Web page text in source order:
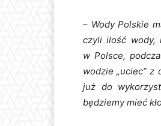
– Wody Polskie
czyli ilość wody,
w Polsce,
wodzie „uciec” z
już do
będziemy mieć